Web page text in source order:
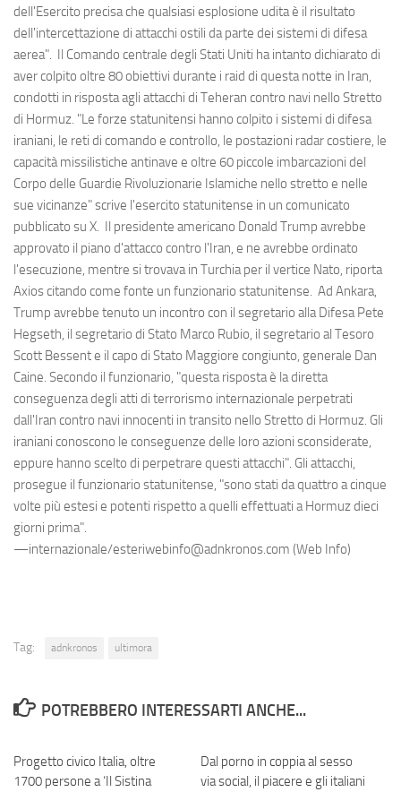
dell'Esercito precisa che qualsiasi esplosione udita è il risultato
dell'intercettazione di attacchi ostili da parte dei sistemi di difesa
aerea". Il Comando centrale degli Stati Uniti ha intanto dichiarato di
aver colpito oltre 80 obiettivi durante i raid di questa notte in Iran,
condotti in risposta agli attacchi di Teheran contro navi nello Stretto
di Hormuz. "Le forze statunitensi hanno colpito i sistemi di difesa
iraniani, le reti di comando e controllo, le postazioni radar costiere, le
capacità missilistiche antinave e oltre 60 piccole imbarcazioni del
Corpo delle Guardie Rivoluzionarie Islamiche nello stretto e nelle
sue vicinanze" scrive l'esercito statunitense in un comunicato
pubblicato su X. Il presidente americano Donald Trump avrebbe
approvato il piano d'attacco contro l'Iran, e ne avrebbe ordinato
l'esecuzione, mentre si trovava in Turchia per il vertice Nato, riporta
Axios citando come fonte un funzionario statunitense. Ad Ankara,
Trump avrebbe tenuto un incontro con il segretario alla Difesa Pete
Hegseth, il segretario di Stato Marco Rubio, il segretario al Tesoro
Scott Bessent e il capo di Stato Maggiore congiunto, generale Dan
Caine. Secondo il funzionario, "questa risposta è la diretta
conseguenza degli atti di terrorismo internazionale perpetrati
dall'Iran contro navi innocenti in transito nello Stretto di Hormuz. Gli
iraniani conoscono le conseguenze delle loro azioni sconsiderate,
eppure hanno scelto di perpetrare questi attacchi". Gli attacchi,
prosegue il funzionario statunitense, "sono stati da quattro a cinque
volte più estesi e potenti rispetto a quelli effettuati a Hormuz dieci
giorni prima".
—internazionale/esteriwebinfo@adnkronos.com (Web Info)
Tag: adnkronos ultimora
POTREBBERO INTERESSARTI ANCHE...
Progetto civico Italia, oltre
1700 persone a ‘Il Sistina
Dal porno in coppia al sesso
via social, il piacere e gli italiani